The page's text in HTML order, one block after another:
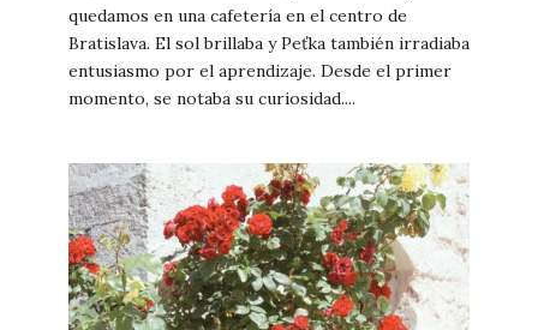
quedamos en una cafetería en el centro de
Bratislava. El sol brillaba y Peťka también irradiaba
entusiasmo por el aprendizaje. Desde el primer
momento, se notaba su curiosidad....